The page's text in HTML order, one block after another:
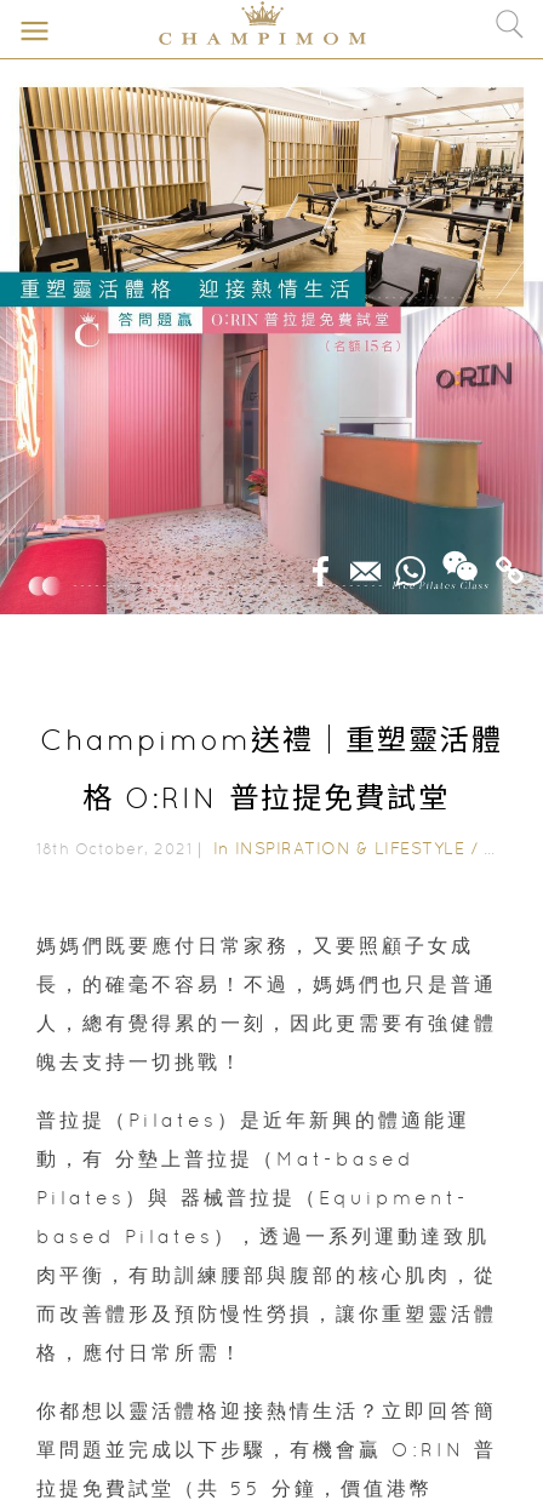
Champimom送禮│重塑靈活體
格 O:RIN 普拉提免費試堂
18th October, 2021｜ In INSPIRATION & LIFESTYLE /
媽媽們既要應付日常家務，又要照顧子女成
長，的確毫不容易！不過，媽媽們也只是普通
人，總有覺得累的一刻，因此更需要有強健體
魄去支持一切挑戰！
普拉提（Pilates）是近年新興的體適能運
動，有 分墊上普拉提（Mat-based
Pilates）與 器械普拉提（Equipment-
based Pilates），透過一系列運動達致肌
肉平衡，有助訓練腰部與腹部的核心肌肉，從
而改善體形及預防慢性勞損，讓你重塑靈活體
格，應付日常所需！
你都想以靈活體格迎接熱情生活？立即回答簡
單問題並完成以下步驟，有機會贏 O:RIN 普
拉提免費試堂（共 55 分鐘，價值港幣